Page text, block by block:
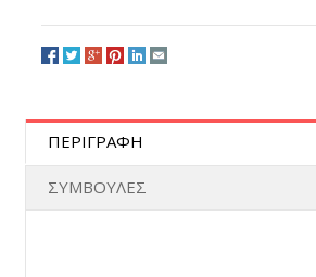
ΠΕΡΙΓΡΑΦΗ
ΣΥΜΒΟΥΛΕΣ